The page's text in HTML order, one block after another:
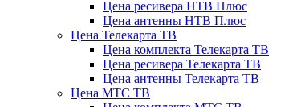
Цена ресивера НТВ Плюс
Цена антенны НТВ Плюс
Цена Телекарта ТВ
Цена комплекта Телекарта ТВ
Цена ресивера Телекарта ТВ
Цена антенны Телекарта ТВ
Цена МТС ТВ